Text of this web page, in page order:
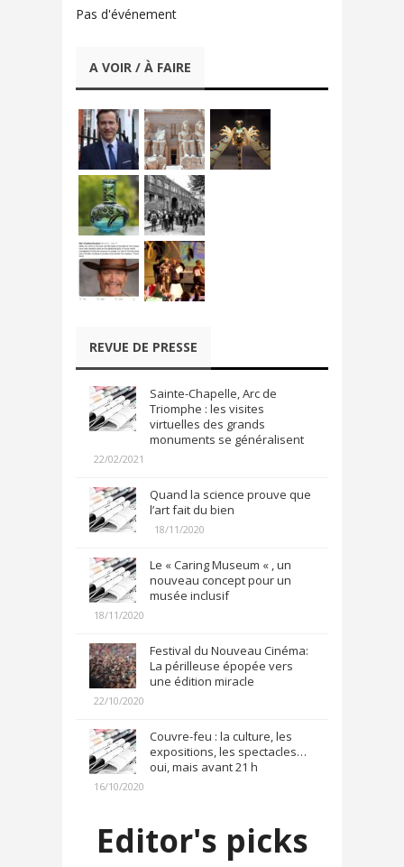
Pas d'événement
A VOIR / À FAIRE
REVUE DE PRESSE
Sainte-Chapelle, Arc de
Triomphe : les visites
virtuelles des grands
monuments se généralisent
22/02/2021
Quand la science prouve que
l’art fait du bien
18/11/2020
Le « Caring Museum « , un
nouveau concept pour un
musée inclusif
18/11/2020
Festival du Nouveau Cinéma:
La périlleuse épopée vers
une édition miracle
22/10/2020
Couvre-feu : la culture, les
expositions, les spectacles…
oui, mais avant 21 h
16/10/2020
Editor's picks